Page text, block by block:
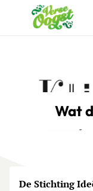
Wat
De Stichting